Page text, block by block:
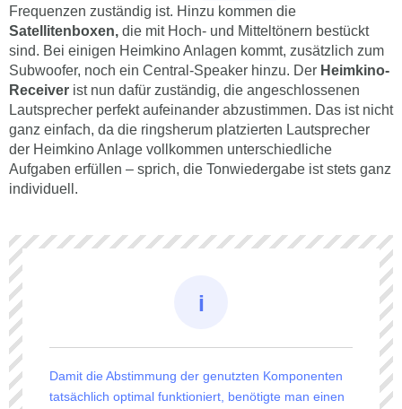
Frequenzen zuständig ist. Hinzu kommen die
Satellitenboxen, die mit Hoch- und Mitteltönern bestückt
sind. Bei einigen Heimkino Anlagen kommt, zusätzlich zum
Subwoofer, noch ein Central-Speaker hinzu. Der Heimkino-
Receiver ist nun dafür zuständig, die angeschlossenen
Lautsprecher perfekt aufeinander abzustimmen. Das ist nicht
ganz einfach, da die ringsherum platzierten Lautsprecher
der Heimkino Anlage vollkommen unterschiedliche
Aufgaben erfüllen – sprich, die Tonwiedergabe ist stets ganz
individuell.
Damit die Abstimmung der genutzten Komponenten
tatsächlich optimal funktioniert, benötigte man einen